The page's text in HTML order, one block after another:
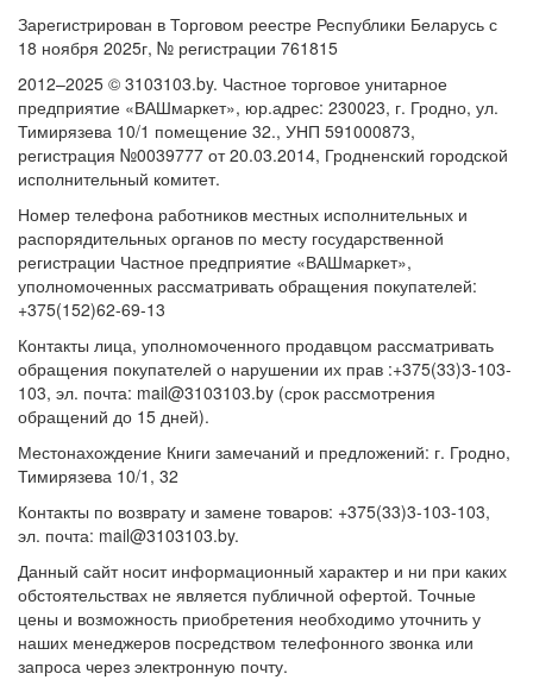
Зарегистрирован в Торговом реестре Республики Беларусь с
18 ноября 2025г, № регистрации 761815
2012–2025 © 3103103.by. Частное торговое унитарное
предприятие «ВАШмаркет», юр.адрес: 230023, г. Гродно, ул.
Тимирязева 10/1 помещение 32., УНП 591000873,
регистрация №0039777 от 20.03.2014, Гродненский городской
исполнительный комитет.
Номер телефона работников местных исполнительных и
распорядительных органов по месту государственной
регистрации Частное предприятие «ВАШмаркет»,
уполномоченных рассматривать обращения покупателей:
+375(152)62-69-13
Контакты лица, уполномоченного продавцом рассматривать
обращения покупателей о нарушении их прав :+375(33)3-103-
103, эл. почта: mail@3103103.by (срок рассмотрения
обращений до 15 дней).
Местонахождение Книги замечаний и предложений: г. Гродно,
Тимирязева 10/1, 32
Контакты по возврату и замене товаров: +375(33)3-103-103,
эл. почта: mail@3103103.by.
Данный сайт носит информационный характер и ни при каких
обстоятельствах не является публичной офертой. Точные
цены и возможность приобретения необходимо уточнить у
наших менеджеров посредством телефонного звонка или
запроса через электронную почту.